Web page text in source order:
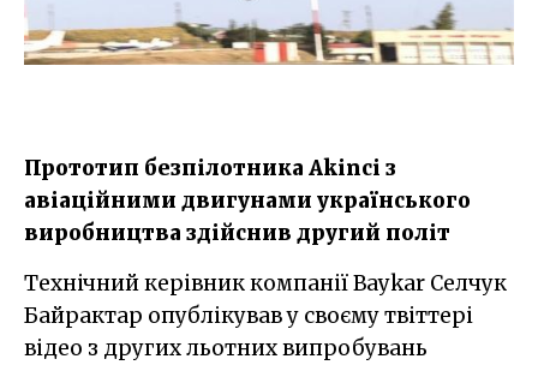
Прототип безпілотника Akinci з
авіаційними двигунами українського
виробництва здійснив другий політ
Технічний керівник компанії Baykar Селчук
Байрактар опублікував у своєму твіттері
відео з других льотних випробувань